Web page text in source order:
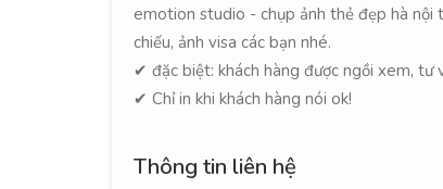
emotion studio - chụp ảnh thẻ đẹp hà nội
chiếu, ảnh visa các bạn nhé.
✔ đặc biệt: khách hàng được ngồi xem, tư
✔ Chỉ in khi khách hàng nói ok!
Thông tin liên hệ